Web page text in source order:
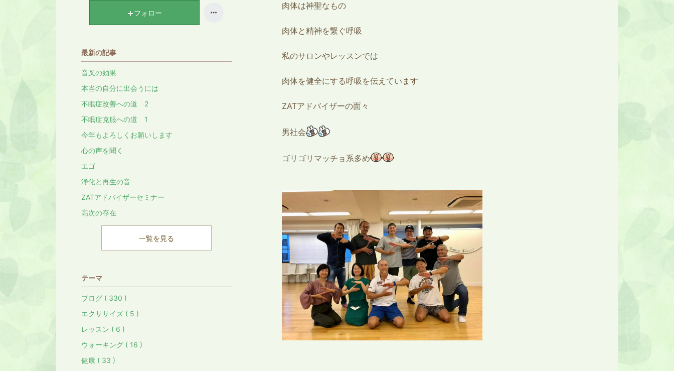
肉体は神聖なもの
肉体と精神を繋ぐ呼吸
私のサロンやレッスンでは
肉体を健全にする呼吸を伝えています
ZATアドバイザーの面々
男社会
ゴリゴリマッチョ系多め
フォロー
最新の記事
音叉の効果
本当の自分に出会うには
不眠症改善への道 2
不眠症克服への道 1
今年もよろしくお願いします
心の声を聞く
エゴ
浄化と再生の音
ZATアドバイザーセミナー
高次の存在
一覧を見る
テーマ
ブログ ( 330 )
エクササイズ ( 5 )
レッスン ( 6 )
ウォーキング ( 16 )
健康 ( 33 )